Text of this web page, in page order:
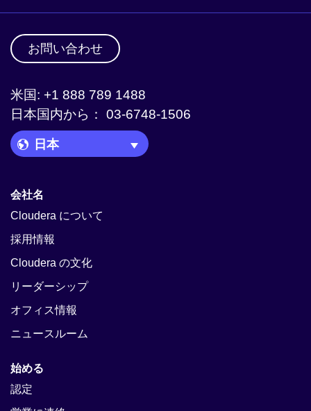
お問い合わせ
米国: +1 888 789 1488
日本国内から： 03-6748-1506
Language Picker
会社名
Cloudera について
採用情報
Cloudera の文化
リーダーシップ
オフィス情報
ニュースルーム
始める
認定